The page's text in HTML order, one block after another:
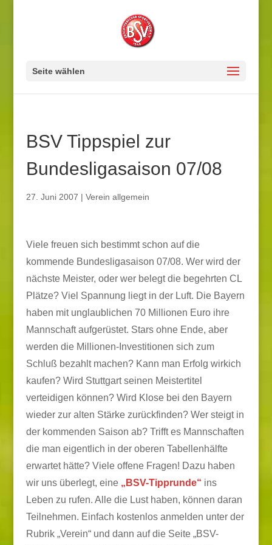
Seite wählen
BSV Tippspiel zur
Bundesligasaison 07/08
27. Juni 2007 | Verein allgemein
Viele freuen sich bestimmt schon auf die
kommende Bundesligasaison 07/08. Wer wird der
nächste Meister, oder wer belegt die begehrten CL
Plätze? Viel Spannung liegt in der Luft. Die Bayern
haben mit unglaublichen 70 Millionen Euro ihre
Mannschaft aufgerüstet. Stars ohne Ende, aber
werden die Millionen-Investitionen sich zum
Schluß bezahlt machen? Kann man Erfolg wirkich
kaufen? Wird Stuttgart seinen Meistertitel
verteidigen können? Wird Klose bei den Bayern
wieder zur alten Stärke zurückfinden? Wer steigt in
der kommenden Saison ab? Trifft es Mannschaften
die man eigentlich in der oberen Tabellenhälfte
erwartet hätte? Viele offene Fragen! Dazu haben
wir uns überlegt, eine „BSV-Tipprunde“ ins
Leben zu rufen. Alle die Lust haben, können daran
Teilnehmen. Einfach kostenlos anmelden unter der
Rubrik „Verein“ und dann auf die Seite „BSV-